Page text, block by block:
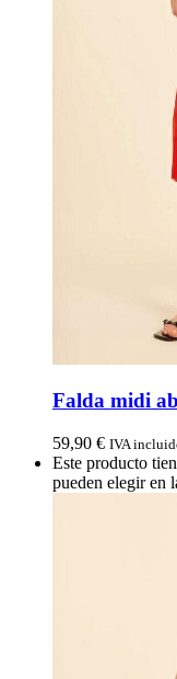
Falda midi
59,90 € IVA
Este producto
pueden elegir en